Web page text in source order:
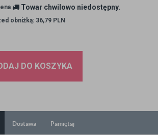
Towar chwilowo niedostępny.
obniżką: 36,79 PLN
DO KOSZYKA
Dostawa Pamiętaj